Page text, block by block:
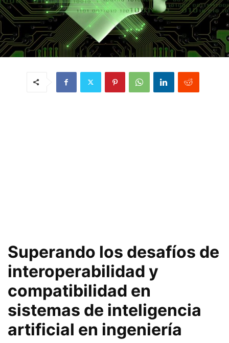
Superando los desafíos de
interoperabilidad y
compatibilidad en
sistemas de inteligencia
artificial en ingeniería